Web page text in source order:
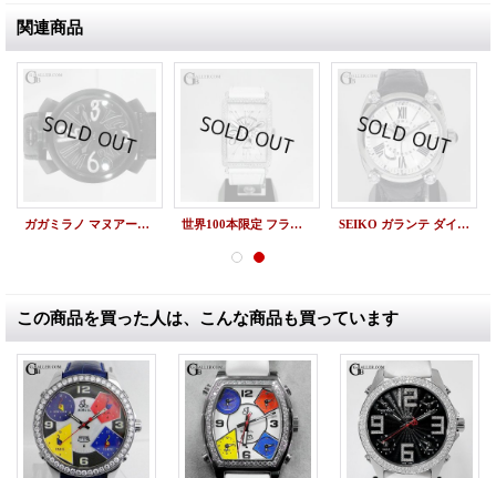
関連商品
ガガミラノ マヌアーレ 48mm 数字 ダイヤ 5012-02S 世界100本限定 フランクミュラー LONGISLAND 1200SC SEIKO ガランテ ダイヤ 正規OH済
この商品を買った人は、こんな商品も買っています